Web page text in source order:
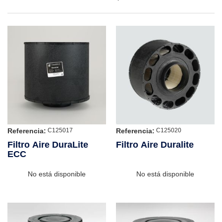
Referencia: C125017
Filtro Aire DuraLite
ECC
No está disponible
Referencia: C125020
Filtro Aire Duralite
No está disponible